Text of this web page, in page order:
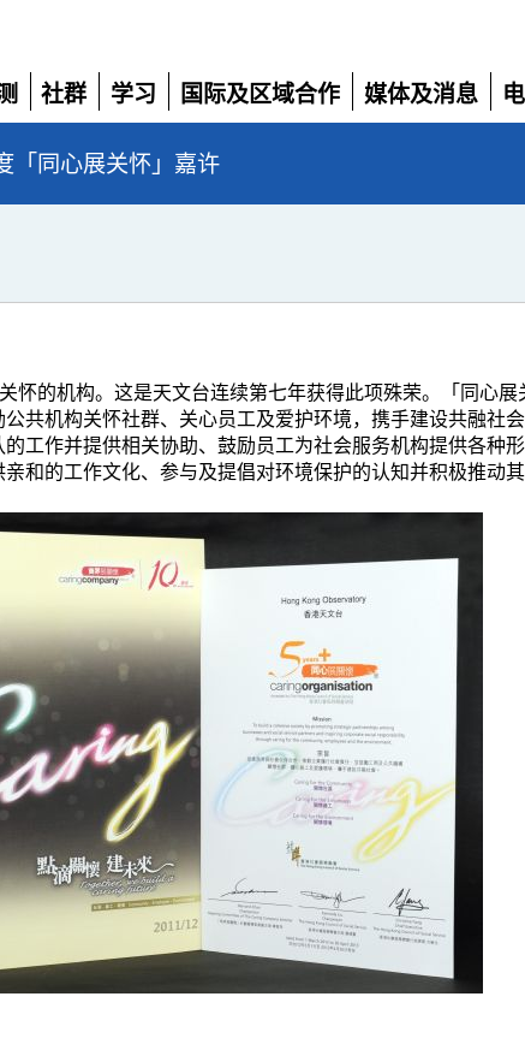
社群
展
开
学习
展
开
国际及区域合作
展
开
媒体及消息
展
展
「同心展关怀」嘉许
的机构。这是天文台连续第七年获得此项殊荣。「同心展
共机构关怀社群、关心员工及爱护环境，携手建设共融社
工作并提供相关协助、鼓励员工为社会服务机构提供各种
和的工作文化、参与及提倡对环境保护的认知并积极推动其